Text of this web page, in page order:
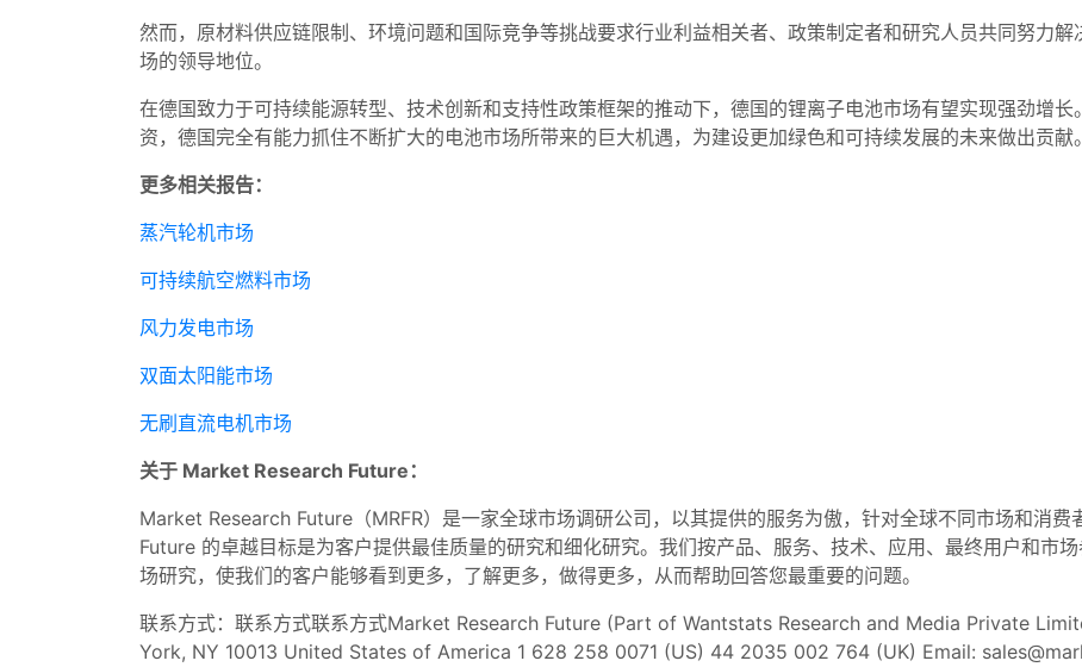
然而，原材料供应链限制、环境问题和国际竞争等挑战要求行业利益相关者、政策制定者和研究人员共同努力
场的领导地位。
在德国致力于可持续能源转型、技术创新和支持性政策框架的推动下，德国的锂离子电池市场有望实现强劲增
资，德国完全有能力抓住不断扩大的电池市场所带来的巨大机遇，为建设更加绿色和可持续发展的未来做出贡献。
更多相关报告：
蒸汽轮机市场
可持续航空燃料市场
风力发电市场
双面太阳能市场
无刷直流电机市场
关于 Market Research Future：
Market Research Future（MRFR）是一家全球市场调研公司，以其提供的服务为傲，针对全球不同市场和消
Future 的卓越目标是为客户提供最佳质量的研究和细化研究。我们按产品、服务、技术、应用、最终用户和市
场研究，使我们的客户能够看到更多，了解更多，做得更多，从而帮助回答您最重要的问题。
联系方式：联系方式联系方式Market Research Future (Part of Wantstats Research and Media Private
York, NY 10013 United States of America 1 628 258 0071 (US) 44 2035 002 764 (UK) Email: